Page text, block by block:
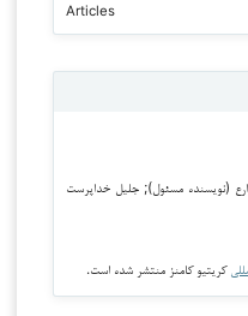
Articles
زارع (نویسنده مسئول); جلیل خداپرست
کریتیو کامنز منتشر شده است.